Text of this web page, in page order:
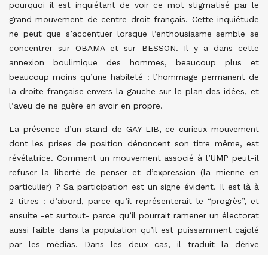
pourquoi il est inquiétant de voir ce mot stigmatisé par le
grand mouvement de centre-droit français. Cette inquiétude
ne peut que s’accentuer lorsque l’enthousiasme semble se
concentrer sur OBAMA et sur BESSON. Il y a dans cette
annexion boulimique des hommes, beaucoup plus et
beaucoup moins qu’une habileté : l’hommage permanent de
la droite française envers la gauche sur le plan des idées, et
l’aveu de ne guère en avoir en propre.
La présence d’un stand de GAY LIB, ce curieux mouvement
dont les prises de position dénoncent son titre même, est
révélatrice. Comment un mouvement associé à l’UMP peut-il
refuser la liberté de penser et d’expression (la mienne en
particulier) ? Sa participation est un signe évident. Il est là à
2 titres : d’abord, parce qu’il représenterait le “progrès”, et
ensuite -et surtout- parce qu’il pourrait ramener un électorat
aussi faible dans la population qu’il est puissamment cajolé
par les médias. Dans les deux cas, il traduit la dérive